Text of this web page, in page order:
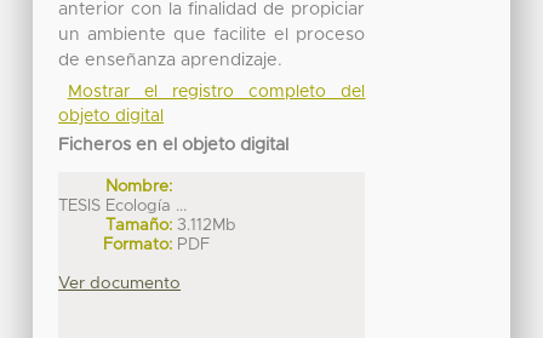
anterior con la finalidad de propiciar
un ambiente que facilite el proceso
de enseñanza aprendizaje.
Mostrar el registro completo del
objeto digital
Ficheros en el objeto digital
Nombre:
TESIS Ecología ...
Tamaño: 3.112Mb
Formato: PDF
Ver documento